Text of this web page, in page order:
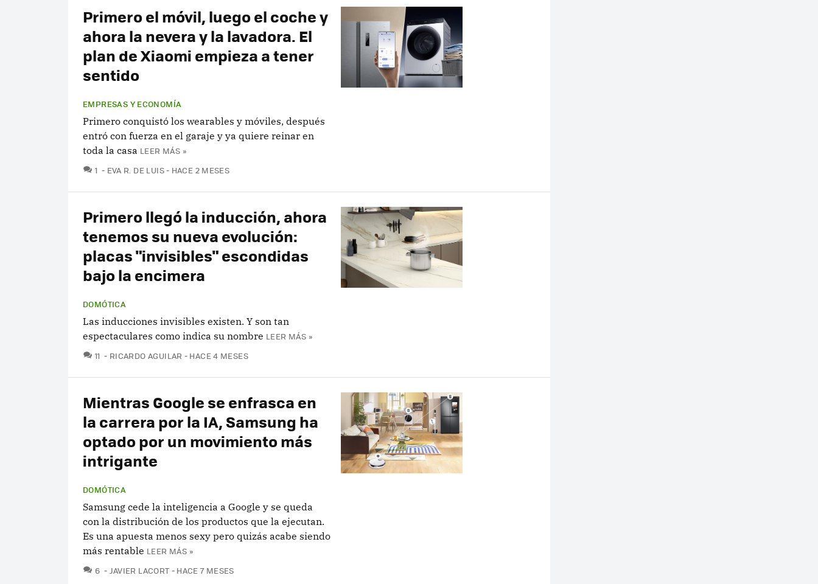
Primero el móvil, luego el coche y
ahora la nevera y la lavadora. El
plan de Xiaomi empieza a tener
sentido
EMPRESAS Y ECONOMÍA
Primero conquistó los wearables y móviles, después
entró con fuerza en el garaje y ya quiere reinar en
toda la casa LEER MÁS »
1 COMENTARIOS
EVA R. DE LUIS HACE 2 MESES
Primero llegó la inducción, ahora
tenemos su nueva evolución:
placas "invisibles" escondidas
bajo la encimera
DOMÓTICA
Las inducciones invisibles existen. Y son tan
espectaculares como indica su nombre LEER MÁS »
11 COMENTARIOS
RICARDO AGUILAR HACE 4 MESES
Mientras Google se enfrasca en
la carrera por la IA, Samsung ha
optado por un movimiento más
intrigante
DOMÓTICA
Samsung cede la inteligencia a Google y se queda
con la distribución de los productos que la ejecutan.
Es una apuesta menos sexy pero quizás acabe siendo
más rentable LEER MÁS »
6 COMENTARIOS
JAVIER LACORT HACE 7 MESES